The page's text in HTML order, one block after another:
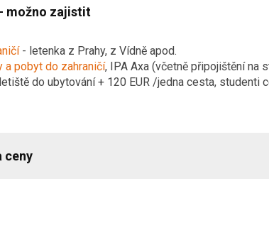
možno zajistit
- letenka z Prahy, z Vídně apod.
a pobyt do zahraničí, IPA Axa (včetně připojištění na
do ubytování + 120 EUR /jedna cesta, studenti
ceny